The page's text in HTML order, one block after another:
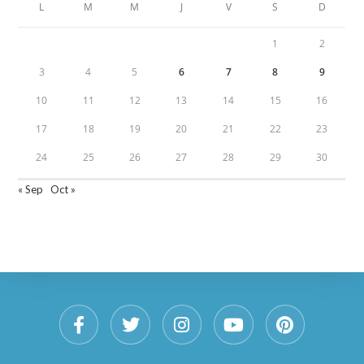
L M M J V S D
1 2
3 4 5 6 7 8 9
10 11 12 13 14 15 16
17 18 19 20 21 22 23
24 25 26 27 28 29 30
« Sep Oct »